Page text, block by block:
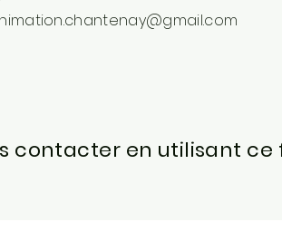
contacter en utilisant